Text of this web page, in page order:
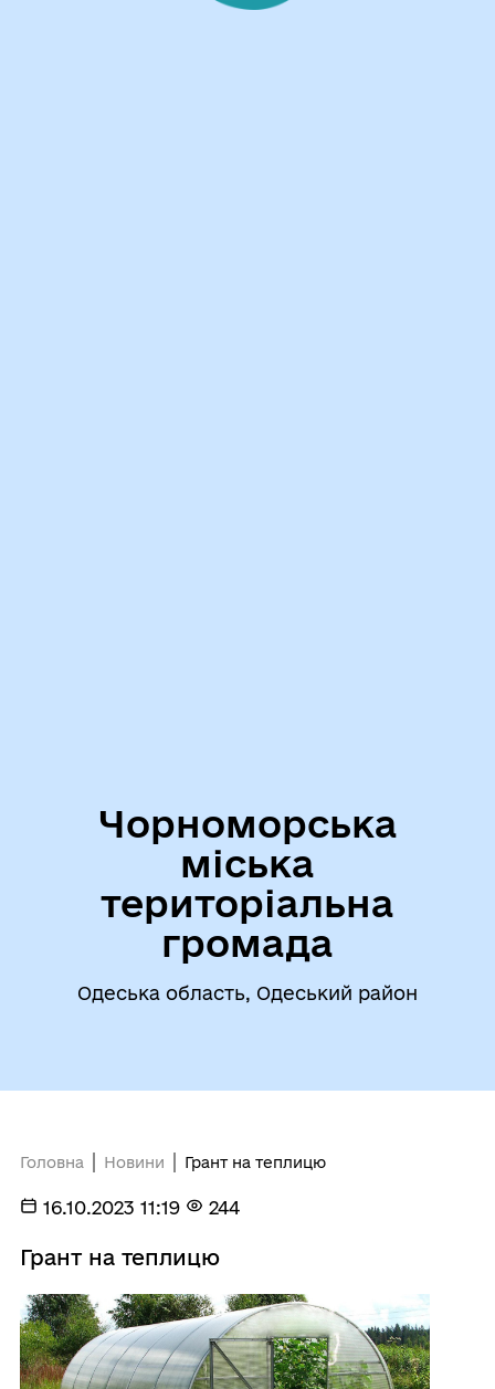
Чорноморська
міська
територіальна
громада
Одеська область, Одеський район
Головна Новини Грант на теплицю
16.10.2023 11:19 244
Грант на теплицю